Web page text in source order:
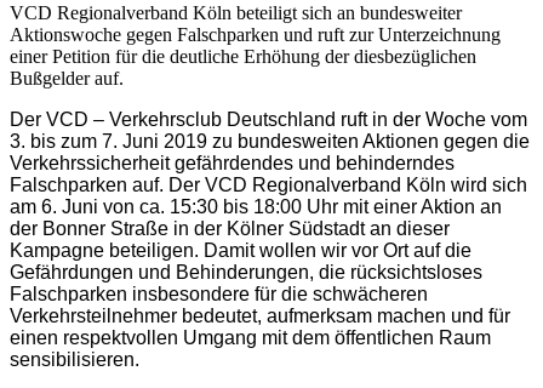
VCD Regionalverband Köln beteiligt sich an bundesweiter
Aktionswoche gegen Falschparken und ruft zur Unterzeichnung
einer Petition für die deutliche Erhöhung der diesbezüglichen
Bußgelder auf.
Der VCD – Verkehrsclub Deutschland ruft in der Woche vom
3. bis zum 7. Juni 2019 zu bundesweiten Aktionen gegen die
Verkehrssicherheit gefährdendes und behinderndes
Falschparken auf. Der VCD Regionalverband Köln wird sich
am 6. Juni von ca. 15:30 bis 18:00 Uhr mit einer Aktion an
der Bonner Straße in der Kölner Südstadt an dieser
Kampagne beteiligen. Damit wollen wir vor Ort auf die
Gefährdungen und Behinderungen, die rücksichtsloses
Falschparken insbesondere für die schwächeren
Verkehrsteilnehmer bedeutet, aufmerksam machen und für
einen respektvollen Umgang mit dem öffentlichen Raum
sensibilisieren.